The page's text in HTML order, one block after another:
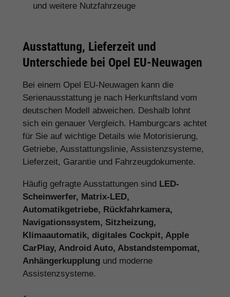
und weitere Nutzfahrzeuge
Ausstattung, Lieferzeit und
Unterschiede bei Opel EU-Neuwagen
Bei einem Opel EU-Neuwagen kann die
Serienausstattung je nach Herkunftsland vom
deutschen Modell abweichen. Deshalb lohnt
sich ein genauer Vergleich. Hamburgcars achtet
für Sie auf wichtige Details wie Motorisierung,
Getriebe, Ausstattungslinie, Assistenzsysteme,
Lieferzeit, Garantie und Fahrzeugdokumente.
Häufig gefragte Ausstattungen sind LED-
Scheinwerfer, Matrix-LED,
Automatikgetriebe, Rückfahrkamera,
Navigationssystem, Sitzheizung,
Klimaautomatik, digitales Cockpit, Apple
CarPlay, Android Auto, Abstandstempomat,
Anhängerkupplung und moderne
Assistenzsysteme.